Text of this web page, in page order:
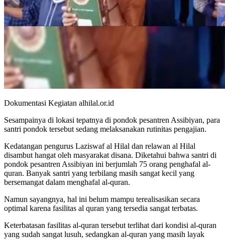
Dokumentasi Kegiatan alhilal.or.id
Sesampainya di lokasi tepatnya di pondok pesantren Assibiyan, para
santri pondok tersebut sedang melaksanakan rutinitas pengajian.
Kedatangan pengurus Laziswaf al Hilal dan relawan al Hilal
disambut hangat oleh masyarakat disana. Diketahui bahwa santri di
pondok pesantren Assibiyan ini berjumlah 75 orang penghafal al-
quran. Banyak santri yang terbilang masih sangat kecil yang
bersemangat dalam menghafal al-quran.
Namun sayangnya, hal ini belum mampu terealisasikan secara
optimal karena fasilitas al quran yang tersedia sangat terbatas.
Keterbatasan fasilitas al-quran tersebut terlihat dari kondisi al-quran
yang sudah sangat lusuh, sedangkan al-quran yang masih layak